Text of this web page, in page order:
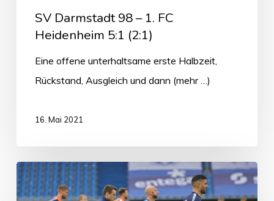
SV Darmstadt 98 – 1. FC
Heidenheim 5:1 (2:1)
Eine offene unterhaltsame erste Halbzeit,
Rückstand, Ausgleich und dann (mehr …)
16. Mai 2021